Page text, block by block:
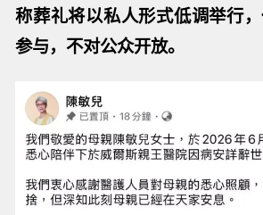
称葬礼将以私人形式低调举行
参与，不对公众开放。